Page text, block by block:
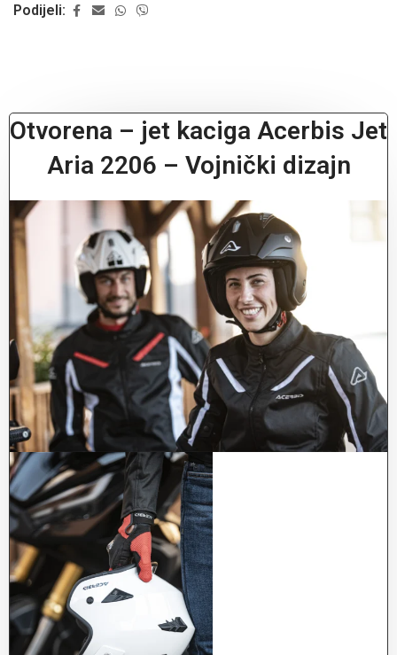
Podijeli:
Otvorena – jet kaciga Acerbis Jet
Aria 2206 – Vojnički dizajn